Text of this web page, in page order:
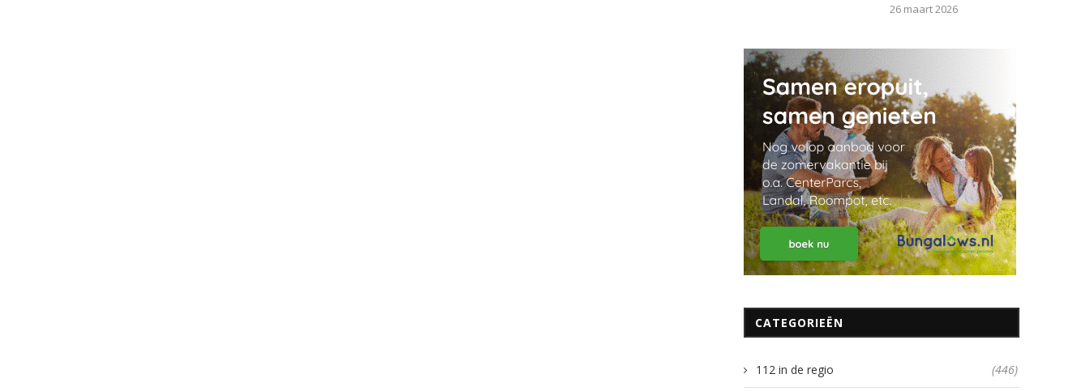
26 maart 2026
CATEGORIEËN
112 in de regio (446)